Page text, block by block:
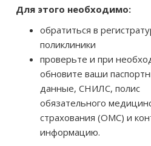
Для этого необходимо:
обратиться в
поликлиники
проверьте и при
обновите ваши
данные, СНИЛС, полис
обязательного
страхования (ОМС) и
информацию.